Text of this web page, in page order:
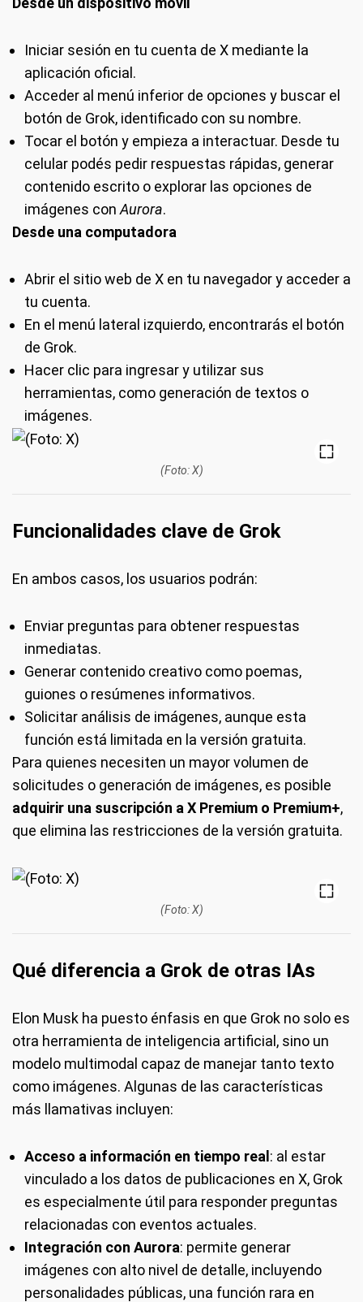
Iniciar sesión en tu cuenta de X mediante la
aplicación oficial.
Acceder al menú inferior de opciones y buscar el
botón de Grok, identificado con su nombre.
Tocar el botón y empieza a interactuar. Desde tu
celular podés pedir respuestas rápidas, generar
contenido escrito o explorar las opciones de
imágenes con Aurora.
Desde una computadora
Abrir el sitio web de X en tu navegador y acceder a
tu cuenta.
En el menú lateral izquierdo, encontrarás el botón
de Grok.
Hacer clic para ingresar y utilizar sus
herramientas, como generación de textos o
imágenes.
(Foto: X)
Funcionalidades clave de Grok
En ambos casos, los usuarios podrán:
Enviar preguntas para obtener respuestas
inmediatas.
Generar contenido creativo como poemas,
guiones o resúmenes informativos.
Solicitar análisis de imágenes, aunque esta
función está limitada en la versión gratuita.
Para quienes necesiten un mayor volumen de
solicitudes o generación de imágenes, es posible
adquirir una suscripción a X Premium o Premium+,
que elimina las restricciones de la versión gratuita.
(Foto: X)
Qué diferencia a Grok de otras IAs
Elon Musk ha puesto énfasis en que Grok no solo es
otra herramienta de inteligencia artificial, sino un
modelo multimodal capaz de manejar tanto texto
como imágenes. Algunas de las características
más llamativas incluyen:
Acceso a información en tiempo real : al estar
vinculado a los datos de publicaciones en X, Grok
es especialmente útil para responder preguntas
relacionadas con eventos actuales.
Integración con Aurora: permite generar
imágenes con alto nivel de detalle, incluyendo
personalidades públicas, una función rara en